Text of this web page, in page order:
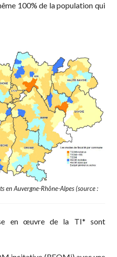
100% de la population qui
en Auvergne-Rhône-Alpes (source :
en œuvre de la TI* sont